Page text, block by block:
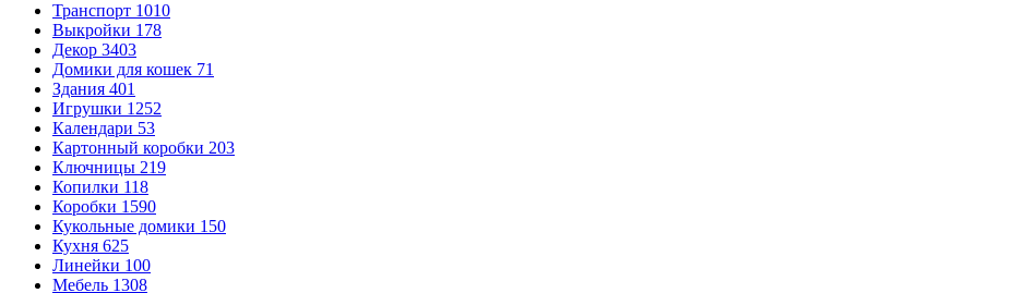
Транспорт 1010
Выкройки 178
Декор 3403
Домики для кошек 71
Здания 401
Игрушки 1252
Календари 53
Картонный коробки 203
Ключницы 219
Копилки 118
Коробки 1590
Кукольные домики 150
Кухня 625
Линейки 100
Мебель 1308